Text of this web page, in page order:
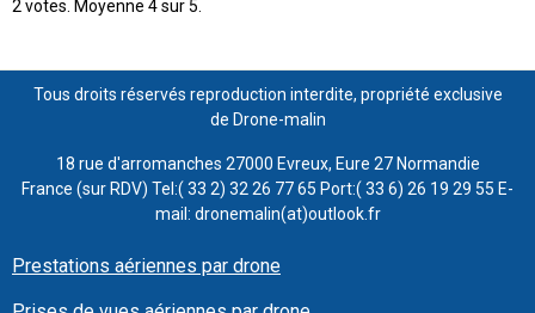
2 votes. Moyenne 4sur 5.
Tous droits réservés reproduction interdite, propriété exclusive
de Drone-malin
18 rue d'arromanches 27000 Evreux, Eure 27 Normandie
France (sur RDV) Tel:( 33 2) 32 26 77 65 Port:( 33 6) 26 19 29 55 E-
mail: dronemalin(at)outlook.fr
Prestations aériennes par drone